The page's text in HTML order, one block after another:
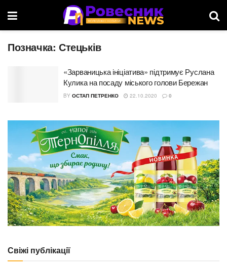
Позначка: Стецьків
«Зарваницька ініціатива» підтримує Руслана
Кулика на посаду міського голови Бережан
BY ОСТАП ПЕТРЕНКО 22.10.2020 0
Свіжі публікації